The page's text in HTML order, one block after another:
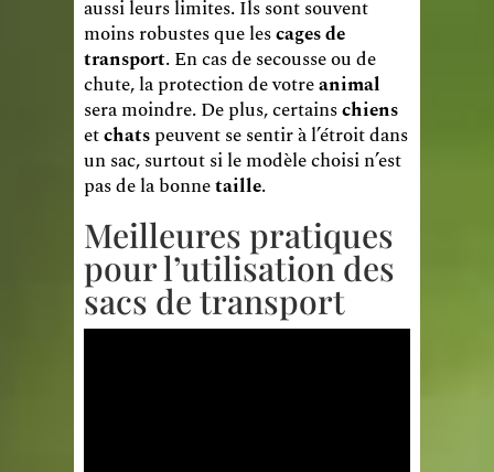
aussi leurs limites. Ils sont souvent
moins robustes que lescages de
transport. En cas de secousse ou de
chute, la protection de votreanimal
sera moindre. De plus, certainschiens
etchatspeuvent se sentir à l’étroit dans
un sac, surtout si le modèle choisi n’est
pas de la bonnetaille.
Meilleures pratiques
pour l’utilisation des
sacs de transport